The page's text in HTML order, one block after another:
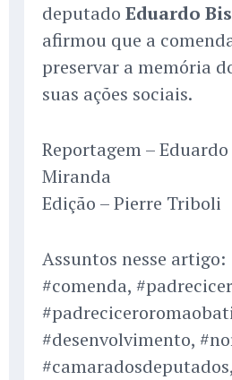
deputado Eduardo
afirmou que a
preservar a memória
suas ações sociais.
Reportagem –
Miranda
Edição – Pierre Triboli
Assuntos nesse artigo:
#comenda,
#desenvolvimento,